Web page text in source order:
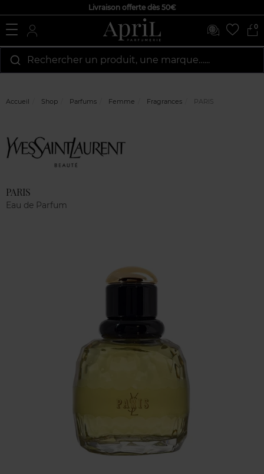
Livraison offerte dès 50€
0
Rechercher un produit, une marque…...
Accueil Shop Parfums Femme Fragrances PARIS
PARIS
Eau de Parfum